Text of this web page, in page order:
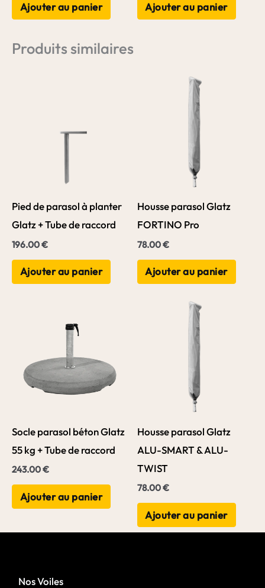
Ajouter au panier Ajouter au panier
Produits similaires
Pied de parasol à planter
Glatz + Tube de raccord
196.00€
Ajouter au panier
Housse parasol Glatz
FORTINO Pro
78.00€
Ajouter au panier
Socle parasol béton Glatz
55 kg + Tube de raccord
243.00€
Ajouter au panier
Housse parasol Glatz
ALU-SMART & ALU-
TWIST
78.00€
Ajouter au panier
Nos Voiles